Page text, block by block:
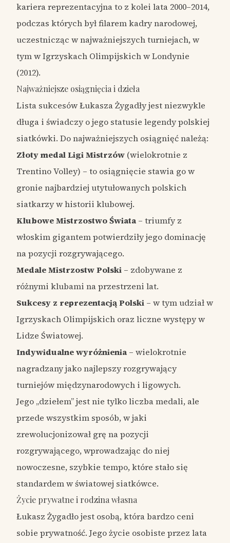
kariera reprezentacyjna to z kolei lata 2000–2014,
podczas których był filarem kadry narodowej,
uczestnicząc w najważniejszych turniejach, w
tym w Igrzyskach Olimpijskich w Londynie
(2012).
Najważniejsze osiągnięcia i dzieła
Lista sukcesów Łukasza Żygadły jest niezwykle
długa i świadczy o jego statusie legendy polskiej
siatkówki. Do najważniejszych osiągnięć należą:
Złoty medal Ligi Mistrzów (wielokrotnie z
Trentino Volley) – to osiągnięcie stawia go w
gronie najbardziej utytułowanych polskich
siatkarzy w historii klubowej.
Klubowe Mistrzostwo Świata – triumfy z
włoskim gigantem potwierdziły jego dominację
na pozycji rozgrywającego.
Medale Mistrzostw Polski – zdobywane z
różnymi klubami na przestrzeni lat.
Sukcesy z reprezentacją Polski – w tym udział w
Igrzyskach Olimpijskich oraz liczne występy w
Lidze Światowej.
Indywidualne wyróżnienia – wielokrotnie
nagradzany jako najlepszy rozgrywający
turniejów międzynarodowych i ligowych.
Jego „dziełem” jest nie tylko liczba medali, ale
przede wszystkim sposób, w jaki
zrewolucjonizował grę na pozycji
rozgrywającego, wprowadzając do niej
nowoczesne, szybkie tempo, które stało się
standardem w światowej siatkówce.
Życie prywatne i rodzina własna
Łukasz Żygadło jest osobą, która bardzo ceni
sobie prywatność. Jego życie osobiste przez lata